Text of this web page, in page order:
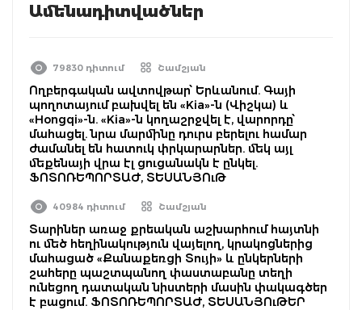
Ամենադիտվածներ
79830 դիտում Շամշյան
Ողբերգական ավտովթար՝ Երևանում. Գայի
պողոտայում բախվել են «Kia»-ն (Վիշկա) և
«Hongqi»-ն. «Kia»-ն կողաշրջվել է, վարորդը՝
մահացել. նրա մարմինը դուրս բերելու համար
ժամանել են հատուկ փրկարարներ. մեկ այլ
մեքենայի վրա էլ ցուցանակն է ընկել.
ՖՈՏՈՌԵՊՈՐՏԱԺ, ՏԵՍԱՆՅՈւԹ
40984 դիտում Շամշյան
Տարիներ առաջ քրեական աշխարհում հայտնի
ու մեծ հեղինակություն վայելող, կրակոցներից
մահացած «Քանաքեռցի Տույի» և ընկերների
շահերը պաշտպանող փաստաբանը տեղի
ունեցող դատական նիստերի մասին փակագծեր
է բացում. ՖՈՏՈՌԵՊՈՐՏԱԺ, ՏԵՍԱՆՅՈւԹԵՐ